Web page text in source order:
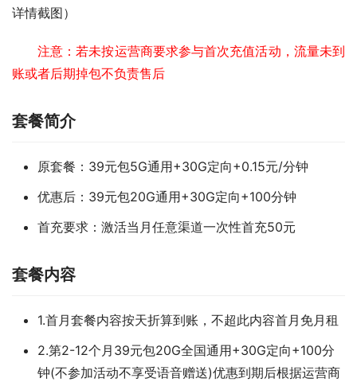
详情截图）
注意：若未按运营商要求参与首次充值活动，流量未到
账或者后期掉包不负责售后
套餐简介
原套餐：39元包5G通用+30G定向+0.15元/分钟
优惠后：39元包20G通用+30G定向+100分钟
首充要求：激活当月任意渠道一次性首充50元
套餐内容
1.首月套餐内容按天折算到账，不超此内容首月免月租
2.第2-12个月39元包20G全国通用+30G定向+100分
钟(不参加活动不享受语音赠送)优惠到期后根据运营商